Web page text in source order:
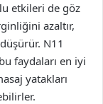
etkileri de göz
azaltır,
N11
faydaları en iyi
yatakları